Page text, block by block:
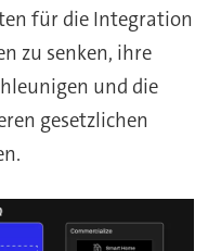
für die Integration
zu senken, ihre
und die
gesetzlichen